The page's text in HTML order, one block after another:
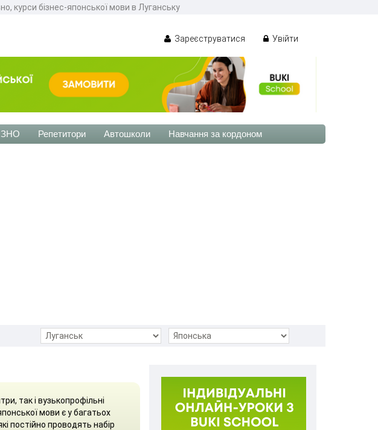
курси бізнес-японської мови в Луганську
Зареєструватися Увійти
ЗНО Репетитори Автошколи Навчання за кордоном
так і вузькопрофільні
мови є у багатьох
постійно проводять набір